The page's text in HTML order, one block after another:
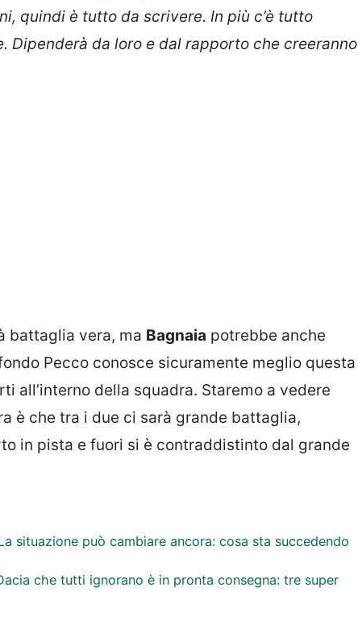
quindi è tutto da scrivere. In più c’è tutto
Dipenderà da loro e dal rapporto che creeranno
battaglia vera, ma Bagnaia potrebbe anche
Pecco conosce sicuramente meglio questa
all’interno della squadra. Staremo a vedere
è che tra i due ci sarà grande battaglia,
in pista e fuori si è contraddistinto dal grande
situazione può cambiare ancora: cosa sta succedendo
che tutti ignorano è in pronta consegna: tre super